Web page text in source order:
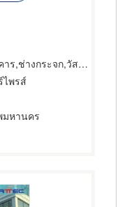
ก,วัสดุเคลือบหรือฉาบกระจก
ไพรส์
มหานคร